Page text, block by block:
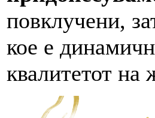
повклучени,
кое е
квалитетот на